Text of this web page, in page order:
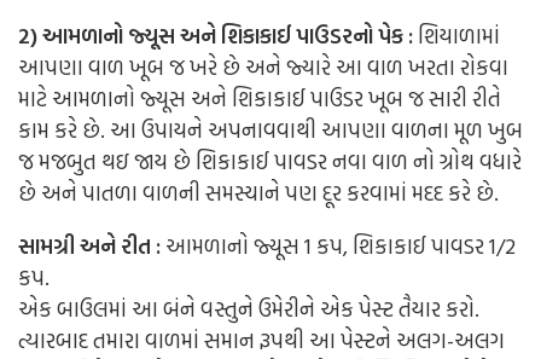
2) આમળાનો જ્યૂસ અને શિકાકાઈ પાઉડરનો પેક :શિયાળામાં
આપણા વાળ ખૂબ જ ખરે છે અને જ્યારે આ વાળ ખરતા રોકવા
માટે આમળાનો જ્યૂસ અને શિકાકાઈ પાઉડર ખૂબ જ સારી રીતે
કામ કરે છે. આ ઉપાયને અપનાવવાથી આપણા વાળના મૂળ ખુબ
જ મજબુત થઇ જાય છે શિકાકાઈ પાવડર નવા વાળ નો ગ્રોથ વધારે
છે અને પાતળા વાળની સમસ્યાને પણ દૂર કરવામાં મદદ કરે છે.
સામગ્રી અને રીત :આમળાનો જ્યૂસ 1 કપ, શિકાકાઈ પાવડર 1/2
કપ.
એક બાઉલમાં આ બંને વસ્તુને ઉમેરીને એક પેસ્ટ તૈયાર કરો.
ત્યારબાદ તમારા વાળમાં સમાન રૂપથી આ પેસ્ટને અલગ-અલગ